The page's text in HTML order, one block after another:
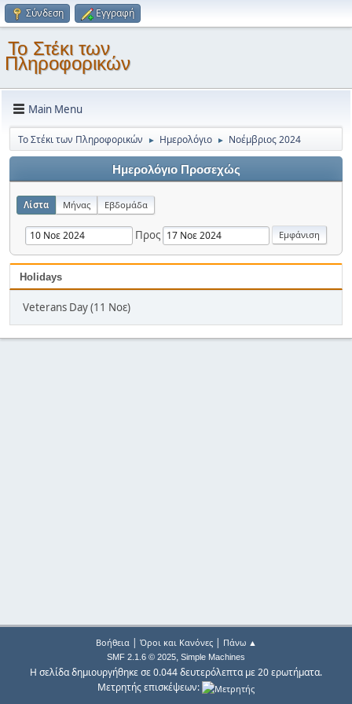
Σύνδεση Εγγραφή
Το Στέκι των
Πληροφορικών
Main Menu
Το Στέκι των Πληροφορικών ► Ημερολόγιο ► Νοέμβριος 2024
Ημερολόγιο Προσεχώς
Λίστα Μήνας Εβδομάδα
Προς
Holidays
Veterans Day (11 Νοε)
Βοήθεια| Όροι και Κανόνες| Πάνω ▲
SMF 2.1.6 © 2025, Simple Machines
Η σελίδα δημιουργήθηκε σε 0.044 δευτερόλεπτα με 20 ερωτήματα.
Μετρητής επισκέψεων: